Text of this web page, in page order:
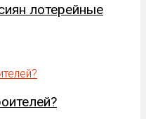
лотерейные